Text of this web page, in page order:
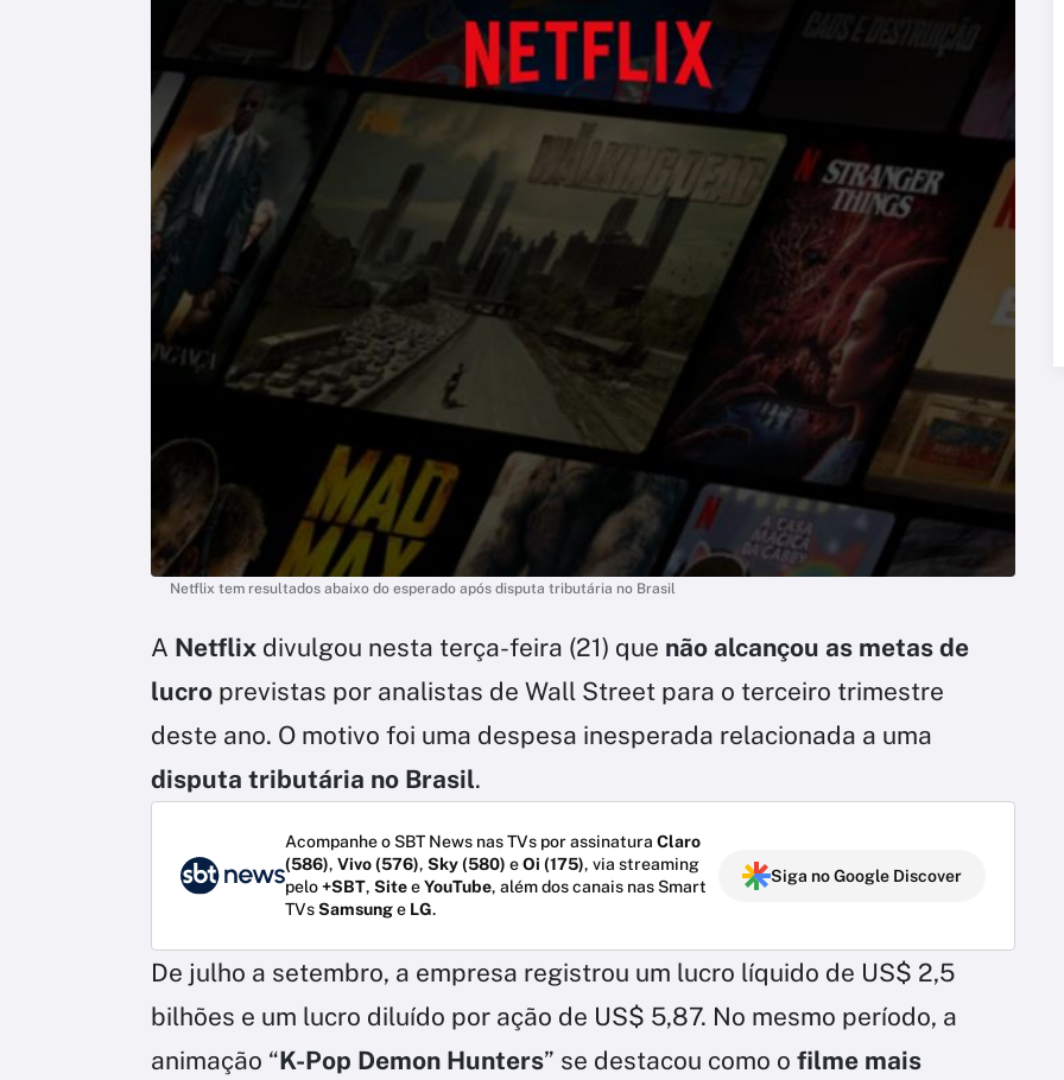
Netflix tem resultados abaixo do esperado após disputa tributária no Brasil
A Netflix divulgou nesta terça-feira (21) que não alcançou as metas de
lucro previstas por analistas de Wall Street para o terceiro trimestre
deste ano. O motivo foi uma despesa inesperada relacionada a uma
disputa tributária no Brasil.
Acompanhe o SBT News nas TVs por assinatura Claro
(586), Vivo (576), Sky (580) eOi (175), via streaming
pelo+SBT, SiteeYouTube, além dos canais nas Smart
TVsSamsunge LG.
Siga no Google Discover
De julho a setembro, a empresa registrou um lucro líquido de US$ 2,5
bilhões e um lucro diluído por ação de US$ 5,87. No mesmo período, a
animação “K-Pop Demon Hunters” se destacou como o filme mais